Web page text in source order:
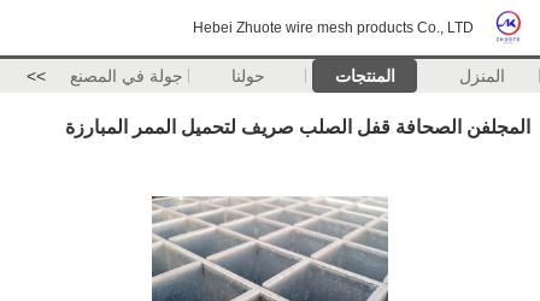
Hebei Zhuote wire mesh products Co., LTD
المنزل المنتجات حولنا جولة في المصنع >>
المجلفن الصحافة قفل الصلب صريف لتحميل الممر المبارزة